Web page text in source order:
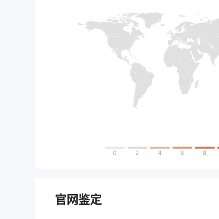
0 2 4 6 8
官网鉴定